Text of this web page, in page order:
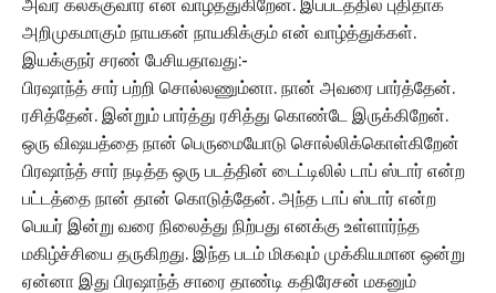
அவர் கலக்குவார் என வாழ்த்துகிறேன். இப்படத்தில் புதிதாக
அறிமுகமாகும் நாயகன் நாயகிக்கும் என் வாழ்த்துக்கள்.
இயக்குநர் சரண் பேசியதாவது:-
பிரஷாந்த் சார் பற்றி சொல்லணும்னா. நான் அவரை பார்த்தேன்.
ரசித்தேன். இன்றும் பார்த்து ரசித்து கொண்டே இருக்கிறேன்.
ஒரு விஷயத்தை நான் பெருமையோடு சொல்லிக்கொள்கிறேன்
பிரஷாந்த் சார் நடித்த ஒரு படத்தின் டைட்டிலில் டாப் ஸ்டார் என்ற
பட்டத்தை நான் தான் கொடுத்தேன். அந்த டாப் ஸ்டார் என்ற
பெயர் இன்று வரை நிலைத்து நிற்பது எனக்கு உள்ளார்ந்த
மகிழ்ச்சியை தருகிறது. இந்த படம் மிகவும் முக்கியமான ஒன்று
ஏன்னா இது பிரஷாந்த் சாரை தாண்டி கதிரேசன் மகனும்